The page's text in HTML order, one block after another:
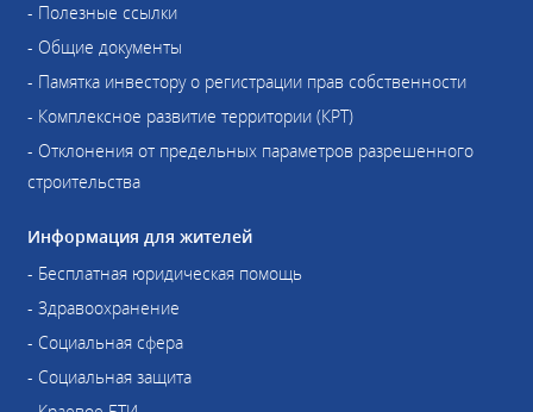
- Полезные ссылки
- Общие документы
- Памятка инвестору о регистрации прав собственности
- Комплексное развитие территории (КРТ)
- Отклонения от предельных параметров разрешенного
строительства
Информация для жителей
- Бесплатная юридическая помощь
- Здравоохранение
- Социальная сфера
- Социальная защита